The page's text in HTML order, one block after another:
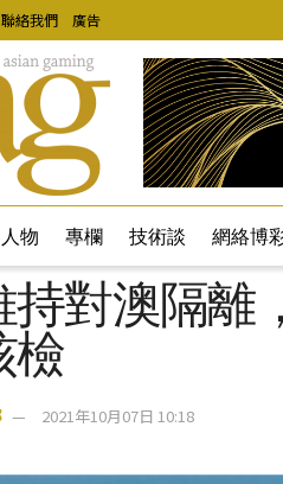
聯絡我們 廣告
人物 專欄 技術談 網絡博
持對澳隔離
檢
2021年10月07日 10:18